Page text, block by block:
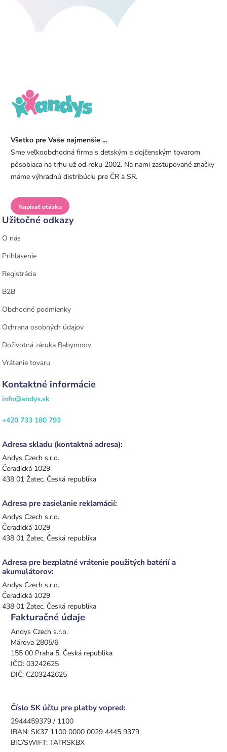
Všetko pre Vaše najmenšie ...
Sme veľkoobchodná firma s detským a dojčenským tovarom
pôsobiaca na trhu už od roku 2002. Na nami zastupované značky
máme výhradnú distribúciu pre ČR a SR.
Napísať otázku
Užitočné odkazy
O nás
Prihlásenie
Registrácia
B2B
Obchodné podmienky
Ochrana osobných údajov
Doživotná záruka Babymoov
Vrátenie tovaru
Kontaktné informácie
info@andys.sk
+420 733 180 793
Adresa skladu (kontaktná adresa):
Andys Czech s.r.o.
Čeradická 1029
438 01 Žatec, Česká republika
Adresa pre zasielanie reklamácií:
Andys Czech s.r.o.
Čeradická 1029
438 01 Žatec, Česká republika
Adresa pre bezplatné vrátenie použitých batérií a
akumulátorov:
Andys Czech s.r.o.
Čeradická 1029
438 01 Žatec, Česká republika
Fakturačné údaje
Andys Czech s.r.o.
Márova 2805/6
155 00 Praha 5, Česká republika
IČO: 03242625
DIČ: CZ03242625
Číslo SK účtu pre platby vopred:
2944459379 / 1100
IBAN: SK37 1100 0000 0029 4445 9379
BIC/SWIFT: TATRSKBX